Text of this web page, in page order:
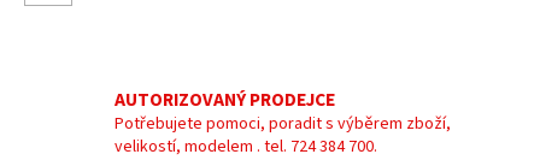
AUTORIZOVANÝ PRODEJCE
Potřebujete pomoci, poradit s výběrem zboží,
velikostí, modelem . tel. 724 384 700.